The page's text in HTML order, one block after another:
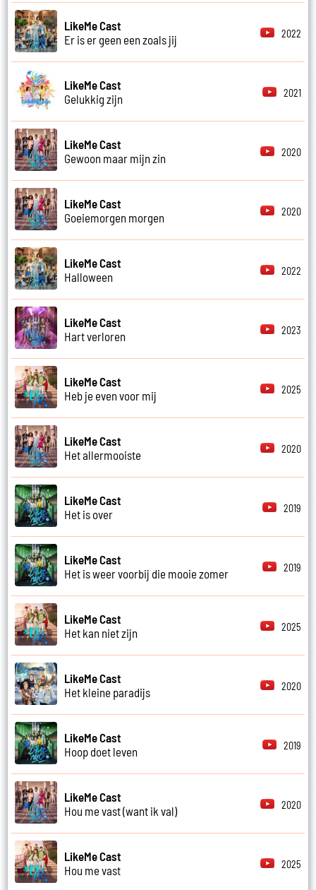
LikeMe Cast
Er is er geen een zoals jij
2022
LikeMe Cast
Gelukkig zijn
2021
LikeMe Cast
Gewoon maar mijn zin
2020
LikeMe Cast
Goeiemorgen morgen
2020
LikeMe Cast
Halloween
2022
LikeMe Cast
Hart verloren
2023
LikeMe Cast
Heb je even voor mij
2025
LikeMe Cast
Het allermooiste
2020
LikeMe Cast
Het is over
2019
LikeMe Cast
Het is weer voorbij die mooie zomer
2019
LikeMe Cast
Het kan niet zijn
2025
LikeMe Cast
Het kleine paradijs
2020
LikeMe Cast
Hoop doet leven
2019
LikeMe Cast
Hou me vast (want ik val)
2020
LikeMe Cast
Hou me vast
2025